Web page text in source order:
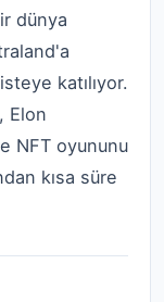
dünya
katılıyor.
, Elon
NFT oyununu
kısa süre